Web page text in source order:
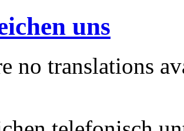
uns
no translations